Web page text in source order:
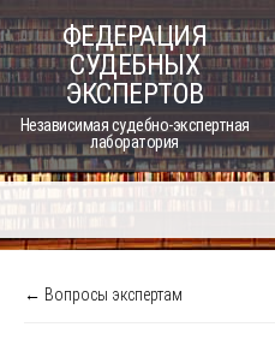
Skip
to
content
ФЕДЕРАЦИЯ
СУДЕБНЫХ
ЭКСПЕРТОВ
Независимая судебно-экспертная
лаборатория
← Вопросы экспертам